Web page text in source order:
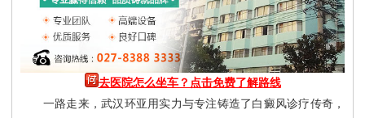
去医院怎么坐车？点击免费了解路线
一路走来，武汉环亚用实力与专注铸造了白癜风诊疗传奇，